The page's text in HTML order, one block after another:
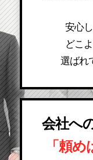
安心
どこ
選ばれ
会社へ
「頼